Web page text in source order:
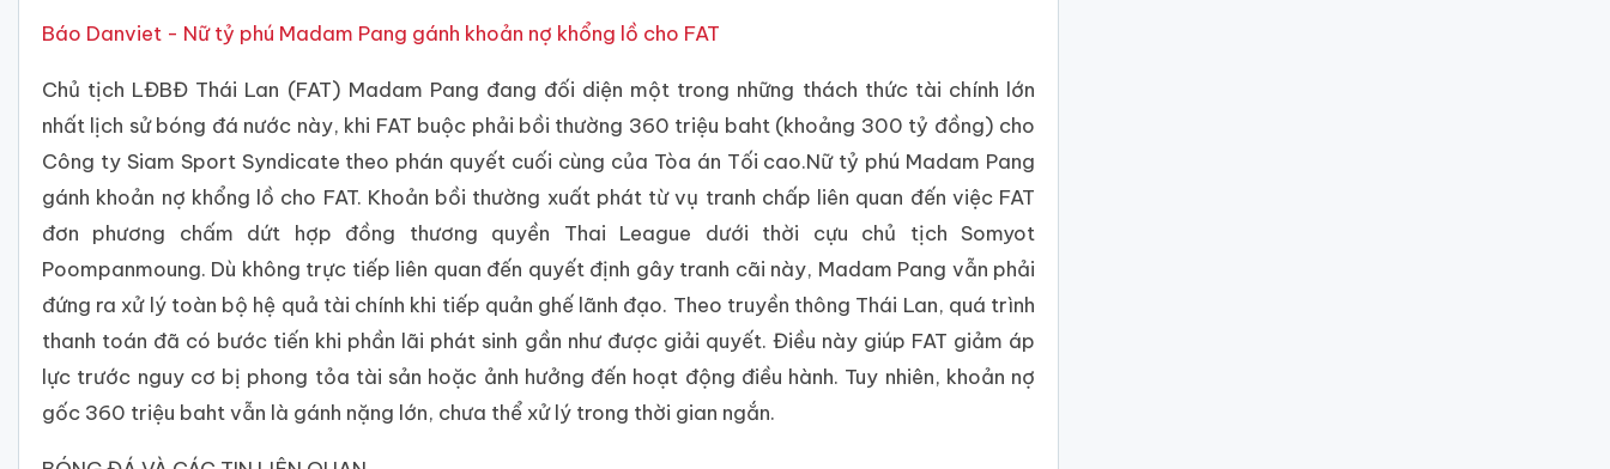
Báo Danviet - Nữ tỷ phú Madam Pang gánh khoản nợ khổng lồ cho FAT
Chủ tịch LĐBĐ Thái Lan (FAT) Madam Pang đang đối diện một trong những thách thức tài chính lớn
nhất lịch sử bóng đá nước này, khi FAT buộc phải bồi thường 360 triệu baht (khoảng 300 tỷ đồng) cho
Công ty Siam Sport Syndicate theo phán quyết cuối cùng của Tòa án Tối cao.Nữ tỷ phú Madam Pang
gánh khoản nợ khổng lồ cho FAT. Khoản bồi thường xuất phát từ vụ tranh chấp liên quan đến việc FAT
đơn phương chấm dứt hợp đồng thương quyền Thai League dưới thời cựu chủ tịch Somyot
Poompanmoung. Dù không trực tiếp liên quan đến quyết định gây tranh cãi này, Madam Pang vẫn phải
đứng ra xử lý toàn bộ hệ quả tài chính khi tiếp quản ghế lãnh đạo. Theo truyền thông Thái Lan, quá trình
thanh toán đã có bước tiến khi phần lãi phát sinh gần như được giải quyết. Điều này giúp FAT giảm áp
lực trước nguy cơ bị phong tỏa tài sản hoặc ảnh hưởng đến hoạt động điều hành. Tuy nhiên, khoản nợ
gốc 360 triệu baht vẫn là gánh nặng lớn, chưa thể xử lý trong thời gian ngắn.